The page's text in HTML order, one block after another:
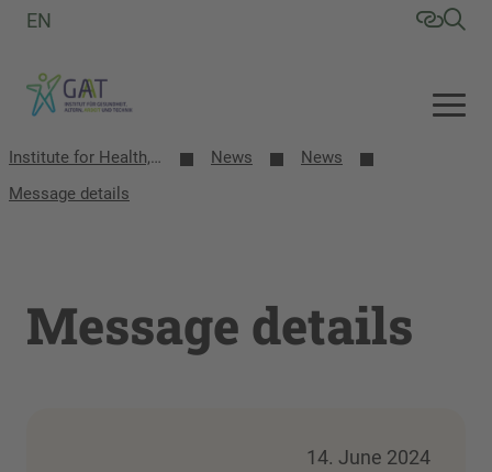
EN
Institute for Health, Aging, Work and Technology (GAT) News
News
Message details
Message details
14. June 2024